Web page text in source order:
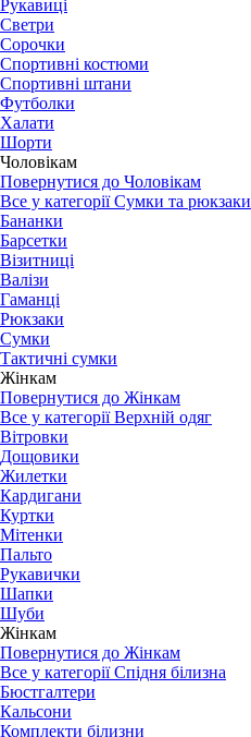
Рукавиці
Светри
Сорочки
Спортивні костюми
Спортивні штани
Футболки
Халати
Шорти
Чоловікам
Повернутися до Чоловікам
Все у категорії Сумки та рюкзаки
Бананки
Барсетки
Візитниці
Валізи
Гаманці
Рюкзаки
Сумки
Тактичні сумки
Жінкам
Повернутися до Жінкам
Все у категорії Верхній одяг
Вітровки
Дощовики
Жилетки
Кардигани
Куртки
Мітенки
Пальто
Рукавички
Шапки
Шуби
Жінкам
Повернутися до Жінкам
Все у категорії Спідня білизна
Бюстгалтери
Кальсони
Комплекти білизни